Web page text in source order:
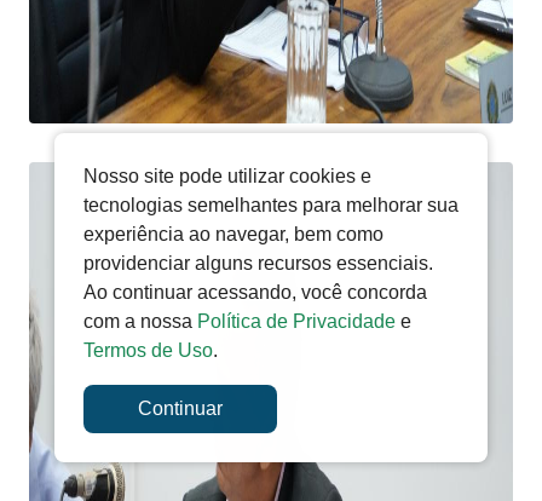
Nosso site pode utilizar cookies e
tecnologias semelhantes para melhorar sua
experiência ao navegar, bem como
providenciar alguns recursos essenciais.
Ao continuar acessando, você concorda
com a nossa Política de Privacidadee
Termos de Uso.
Continuar